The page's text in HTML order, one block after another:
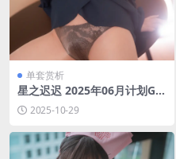
单套赏析
星之迟迟 2025年06月计划G
热心的邻居姐姐[110P-1V-1.6
5G]2025-10-29